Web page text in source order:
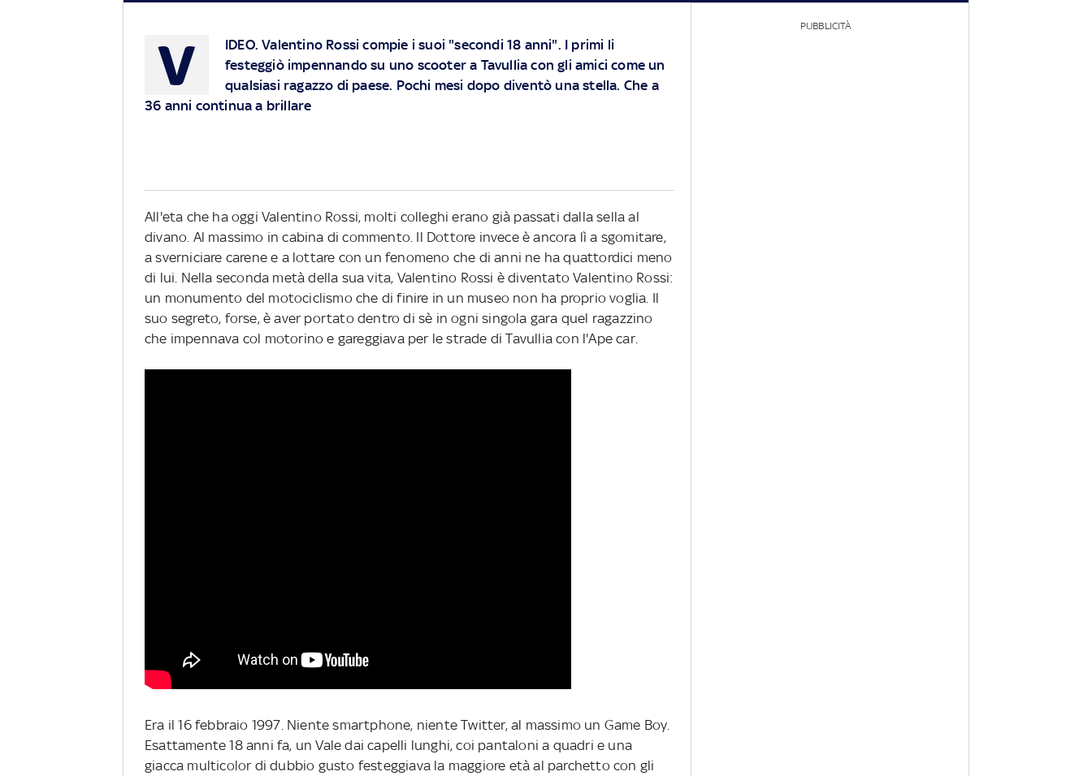
V IDEO.Valentino Rossi compie i suoi "secondi 18 anni". I primi li
festeggiò impennando su uno scooter a Tavullia con gli amici come un
qualsiasi ragazzo di paese. Pochi mesi dopo diventò una stella. Che a
36 anni continua a brillare
All'eta che ha oggi Valentino Rossi, molti colleghi erano già passati dalla sella al
divano. Al massimo in cabina di commento. Il Dottore invece è ancora lì a sgomitare,
a sverniciare carene e a lottare con un fenomeno che di anni ne ha quattordici meno
di lui. Nella seconda metà della sua vita, Valentino Rossi è diventato Valentino Rossi:
un monumento del motociclismo che di finire in un museo non ha proprio voglia. Il
suo segreto, forse, è aver portato dentro di sè in ogni singola gara quel ragazzino
che impennava col motorino e gareggiava per le strade di Tavullia con l'Ape car.
Era il 16 febbraio 1997. Niente smartphone, niente Twitter, al massimo un Game Boy.
Esattamente 18 anni fa, un Vale dai capelli lunghi, coi pantaloni a quadri e una
giacca multicolor di dubbio gusto festeggiava la maggiore età al parchetto con gli
PUBBLICITÀ